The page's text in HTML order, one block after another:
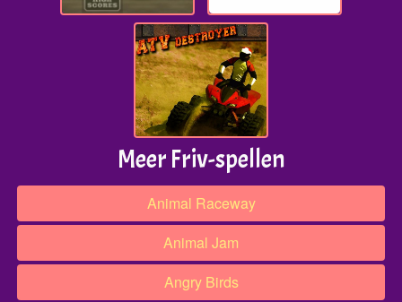
Meer Friv-spellen
Animal Raceway
Animal Jam
Angry Birds